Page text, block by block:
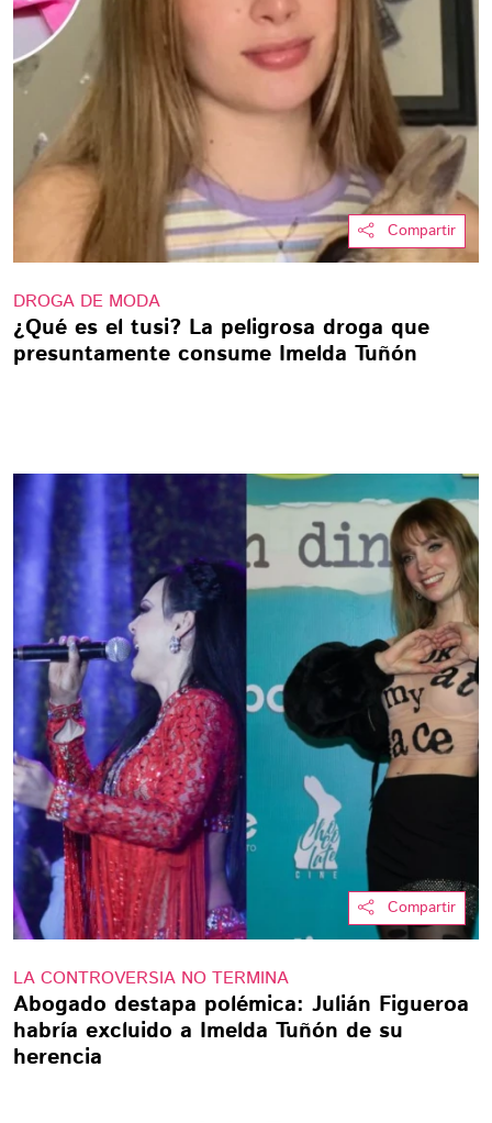
Compartir
DROGA DE MODA
¿Qué es el tusi? La peligrosa droga que
presuntamente consume Imelda Tuñón
Compartir
LA CONTROVERSIA NO TERMINA
Abogado destapa polémica: Julián Figueroa
habría excluido a Imelda Tuñón de su
herencia